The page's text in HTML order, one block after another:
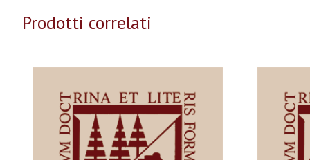
Prodotti correlati